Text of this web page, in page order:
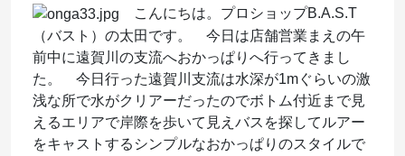
こんにちは。プロショップB.A.S.T
（バスト）の太田です。 今日は店舗営業まえの午
前中に遠賀川の支流へおかっぱりへ行ってきまし
た。 今日行った遠賀川支流は水深が1mぐらいの激
浅な所で水がクリアーだったのでボトム付近まで見
えるエリアで岸際を歩いて見えバスを探してルアー
をキャストするシンプルなおかっぱりのスタイルで